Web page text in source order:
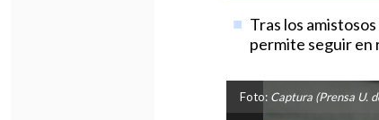
Tras los
permite seguir en
Foto: Captura (Prensa U.